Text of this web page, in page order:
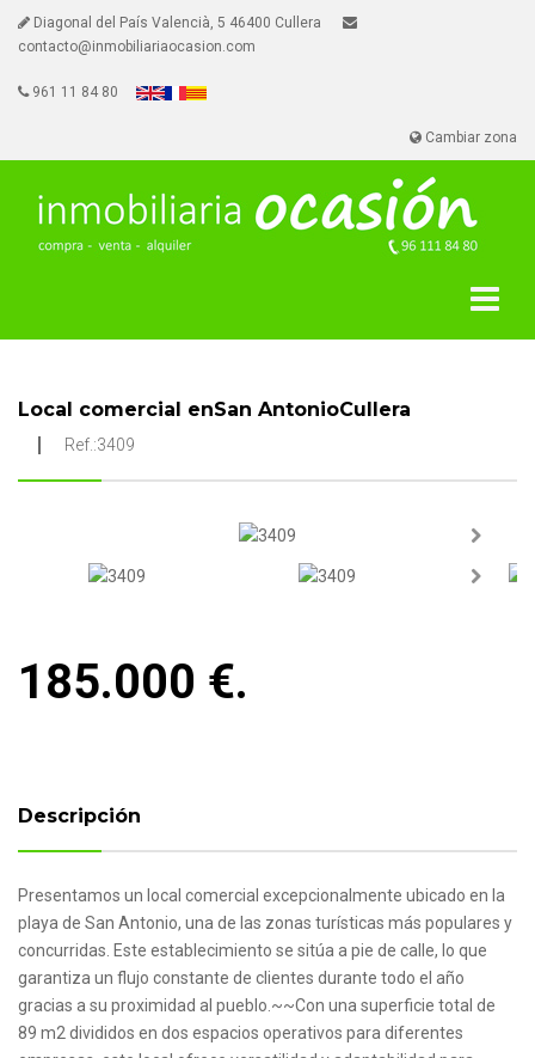
Diagonal del País Valencià, 5 46400 Cullera
contacto@inmobiliariaocasion.com
961 11 84 80
Cambiar zona
Local comercial enSan AntonioCullera
Ref.:3409
Next
185.000 €.
Descripción
Presentamos un local comercial excepcionalmente ubicado en la
playa de San Antonio, una de las zonas turísticas más populares y
concurridas. Este establecimiento se sitúa a pie de calle, lo que
garantiza un flujo constante de clientes durante todo el año
gracias a su proximidad al pueblo.~~Con una superficie total de
89 m2 divididos en dos espacios operativos para diferentes